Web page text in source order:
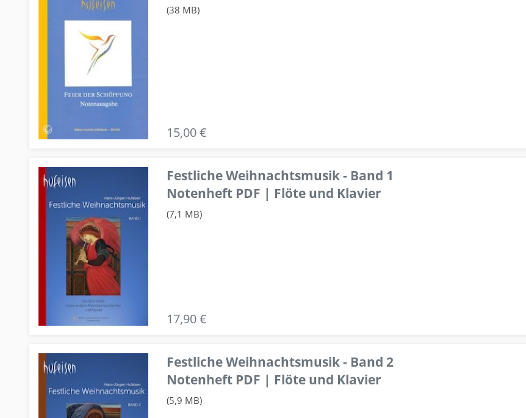
(38 MB)
15,00 €
Festliche Weihnachtsmusik - Band 1
Notenheft PDF | Flöte und Klavier
(7,1 MB)
17,90 €
Festliche Weihnachtsmusik - Band 2
Notenheft PDF | Flöte und Klavier
(5,9 MB)